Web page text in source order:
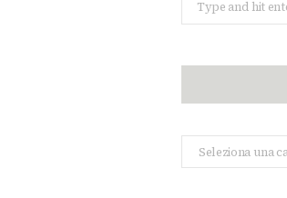
for:
Categorie